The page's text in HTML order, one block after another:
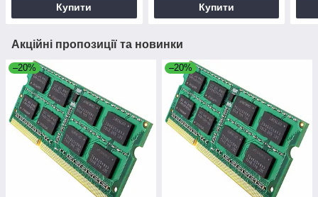
Купити Купити
Акційні пропозиції та новинки
–20% –20%